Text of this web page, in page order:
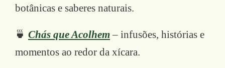
botânicas e saberes naturais.
🍵 Chás que Acolhem– infusões, histórias e
momentos ao redor da xícara.